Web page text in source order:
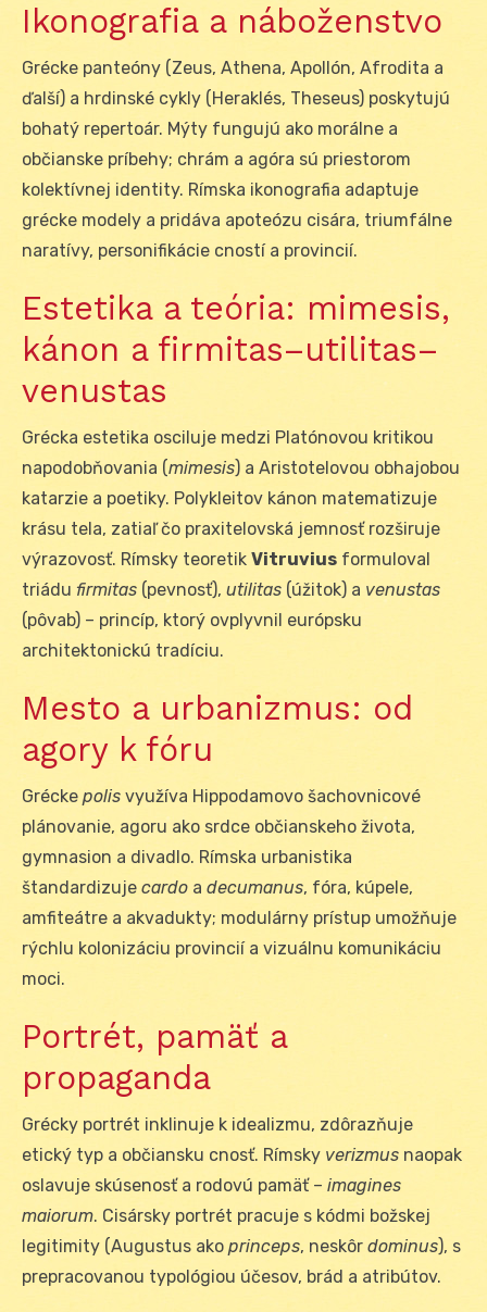
Ikonografia a náboženstvo
Grécke panteóny (Zeus, Athena, Apollón, Afrodita a
ďalší) a hrdinské cykly (Heraklés, Theseus) poskytujú
bohatý repertoár. Mýty fungujú ako morálne a
občianske príbehy; chrám a agóra sú priestorom
kolektívnej identity. Rímska ikonografia adaptuje
grécke modely a pridáva apoteózu cisára, triumfálne
naratívy, personifikácie cností a provincií.
Estetika a teória: mimesis,
kánon a firmitas–utilitas–
venustas
Grécka estetika osciluje medzi Platónovou kritikou
napodobňovania (mimesis) a Aristotelovou obhajobou
katarzie a poetiky. Polykleitov kánon matematizuje
krásu tela, zatiaľ čo praxitelovská jemnosť rozširuje
výrazovosť. Rímsky teoretik Vitruvius formuloval
triádu firmitas (pevnosť), utilitas (úžitok) a venustas
(pôvab) – princíp, ktorý ovplyvnil európsku
architektonickú tradíciu.
Mesto a urbanizmus: od
agory k fóru
Grécke polis využíva Hippodamovo šachovnicové
plánovanie, agoru ako srdce občianskeho života,
gymnasion a divadlo. Rímska urbanistika
štandardizuje cardo a decumanus, fóra, kúpele,
amfiteátre a akvadukty; modulárny prístup umožňuje
rýchlu kolonizáciu provincií a vizuálnu komunikáciu
moci.
Portrét, pamäť a
propaganda
Grécky portrét inklinuje k idealizmu, zdôrazňuje
etický typ a občiansku cnosť. Rímsky verizmus naopak
oslavuje skúsenosť a rodovú pamäť – imagines
maiorum. Cisársky portrét pracuje s kódmi božskej
legitimity (Augustus ako princeps, neskôr dominus), s
prepracovanou typológiou účesov, brád a atribútov.